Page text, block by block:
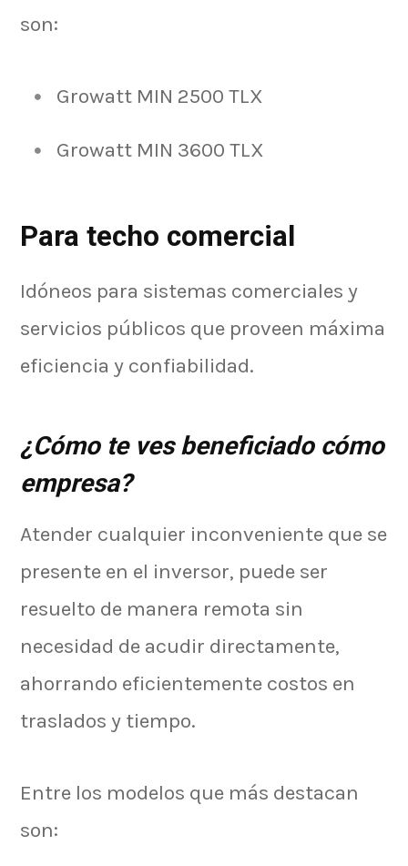
son:
Growatt MIN 2500 TLX
Growatt MIN 3600 TLX
Para techo comercial
Idóneos para sistemas comerciales y
servicios públicos que proveen máxima
eficiencia y confiabilidad.
¿Cómo te ves beneficiado cómo
empresa?
Atender cualquier inconveniente que se
presente en el inversor, puede ser
resuelto de manera remota sin
necesidad de acudir directamente,
ahorrando eficientemente costos en
traslados y tiempo.
Entre los modelos que más destacan
son: